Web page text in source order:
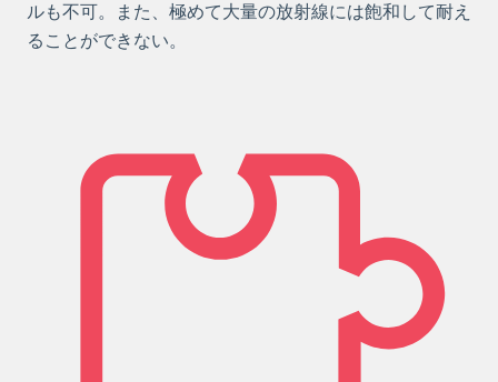
ルも不可。また、極めて大量の放射線には飽和して耐え
ることができない。